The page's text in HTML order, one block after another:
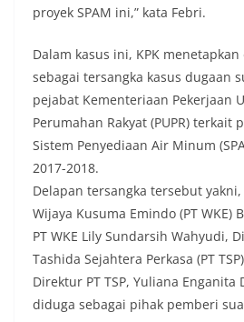
proyek SPAM ini,” kata Febri.
Dalam kasus ini, KPK
sebagai tersangka kasus dugaan
pejabat Kementeriaan Pekerjaan
Perumahan Rakyat (PUPR) terkait
Sistem Penyediaan Air Minum
2017-2018.
Delapan tersangka tersebut
Wijaya Kusuma Emindo (PT WKE)
PT WKE Lily Sundarsih Wahyudi,
Tashida Sejahtera Perkasa (PT
Direktur PT TSP, Yuliana Enganita
diduga sebagai pihak pemberi